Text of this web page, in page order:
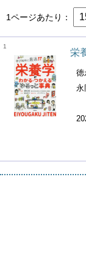
1ページあたり
1
栄
徳
永